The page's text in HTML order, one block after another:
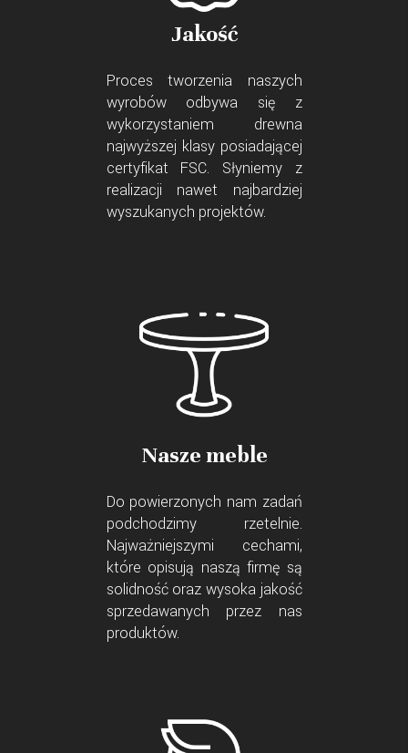
Jakość
Proces tworzenia naszych
wyrobów odbywa się z
wykorzystaniem drewna
najwyższej klasy posiadającej
certyfikat FSC. Słyniemy z
realizacji nawet najbardziej
wyszukanych projektów.
Nasze meble
Do powierzonych nam zadań
podchodzimy rzetelnie.
Najważniejszymi cechami,
które opisują naszą firmę są
solidność oraz wysoka jakość
sprzedawanych przez nas
produktów.